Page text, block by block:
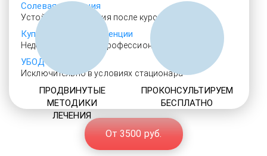
Солевая аддикция
Устойчивая ремиссия после курса
Купирование абстиненции
Недорогая помощь профессионалов
УБОД
Исключительно в условиях стационара
От 3500 руб.
ПРОДВИНУТЫЕ
МЕТОДИКИ
ЛЕЧЕНИЯ
ПРОКОНСУЛЬТИРУЕМ
БЕСПЛАТНО